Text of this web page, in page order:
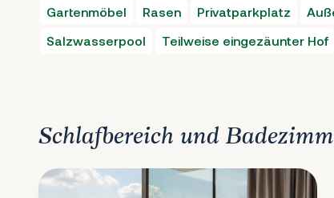
Gartenmöbel Rasen Privatparkplatz
Salzwasserpool
Teilweise eingezäunter Hof
Schlafbereich und